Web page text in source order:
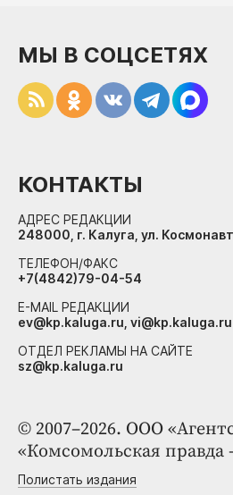
© 2007–2026. ООО
«Комсомольская правда
Полистать издания
МЫ В СОЦСЕТЯХ
КОНТАКТЫ
АДРЕС РЕДАКЦИИ
248000, г. Калуга, ул.
ТЕЛЕФОН/ФАКС
+7(4842)79-04-54
E-MAIL РЕДАКЦИИ
ev@kp.kaluga.ru, vi@kp.kaluga.ru
ОТДЕЛ РЕКЛАМЫ НА САЙТЕ
sz@kp.kaluga.ru